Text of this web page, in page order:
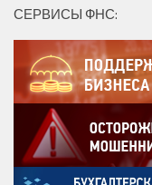
СЕРВИСЫ ФНС: